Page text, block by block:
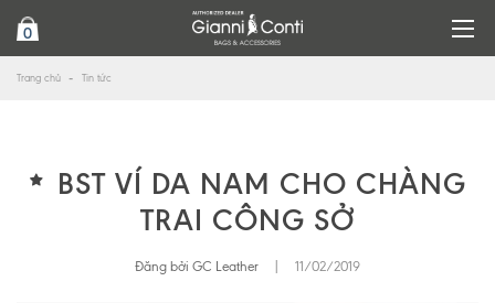
0
Trang chủ Tin tức
BST VÍ DA NAM CHO CHÀNG
TRAI CÔNG SỞ
Đăng bởi GC Leather 11/02/2019